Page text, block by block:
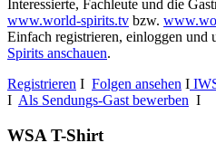
Interessierte, Fachleute und die
www.world-spirits.tv bzw.
Einfach registrieren, einloggen und
Spirits anschauen.
Registrieren I Folgen ansehen I
I Als Sendungs-Gast bewerben I
WSA T-Shirt